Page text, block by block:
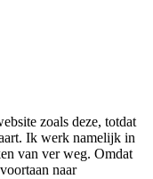
zoals deze, totdat
Ik werk namelijk in
van ver weg. Omdat
naar